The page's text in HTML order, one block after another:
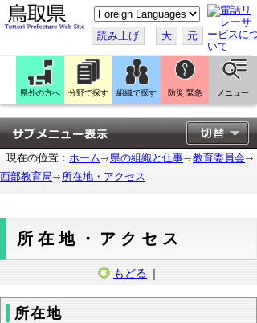
こ
の
ペ
ー
ジ
翻
訳
す
る
読み上げ 大 元
県外の方へ 分野で探す 組織で探す 防災 緊急 メニュー
現在の位置： ホーム 県の組織と仕事
教育委員会
西部教育局
所在地・アクセス
所在地・アクセス
もどる ｜
所在地